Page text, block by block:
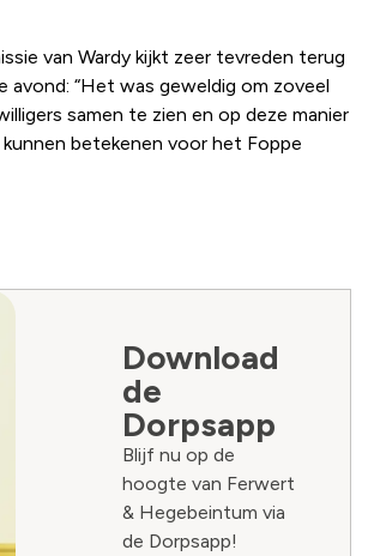
van Wardy kijkt zeer tevreden terug
avond: “Het was geweldig om zoveel
samen te zien en op deze manier
betekenen voor het Foppe
Download
de
Dorpsapp
Blijf nu op de
hoogte van Ferwert
& Hegebeintum via
de Dorpsapp!